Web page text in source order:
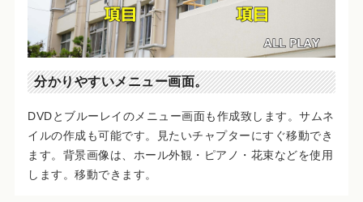
分かりやすいメニュー画面。
DVDとブルーレイのメニュー画面も作成致します。サムネ
イルの作成も可能です。見たいチャプターにすぐ移動でき
ます。背景画像は、ホール外観・ピアノ・花束などを使用
します。移動できます。